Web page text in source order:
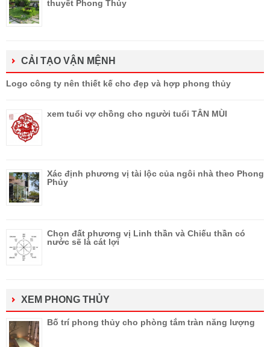
thuyết Phong Thủy
CẢI TẠO VẬN MỆNH
Logo công ty nên thiết kế cho đẹp và hợp phong thủy
xem tuổi vợ chồng cho người tuổi TÂN MÙI
Xác định phương vị tài lộc của ngôi nhà theo Phong
Phủy
Chọn đất phương vị Linh thần và Chiếu thần có
nước sẽ là cát lợi
XEM PHONG THỦY
Bố trí phong thủy cho phòng tắm tràn năng lượng